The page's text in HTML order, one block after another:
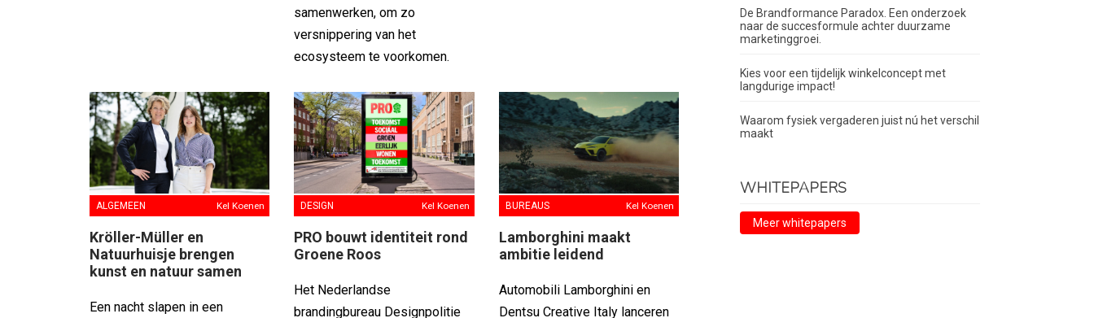
samenwerken, om zo
versnippering van het
ecosysteem te voorkomen.
ALGEMEEN Kel Koenen
Kröller-Müller en
Natuurhuisje brengen
kunst en natuur samen
Een nacht slapen in een
DESIGN Kel Koenen
PRO bouwt identiteit rond
Groene Roos
Het Nederlandse
brandingbureau Designpolitie
BUREAUS Kel Koenen
Lamborghini maakt
ambitie leidend
Automobili Lamborghini en
Dentsu Creative Italy lanceren
De Brandformance Paradox. Een onderzoek
naar de succesformule achter duurzame
marketinggroei.
Kies voor een tijdelijk winkelconcept met
langdurige impact!
Waarom fysiek vergaderen juist nú het verschil
maakt
WHITEPAPERS
Meer whitepapers